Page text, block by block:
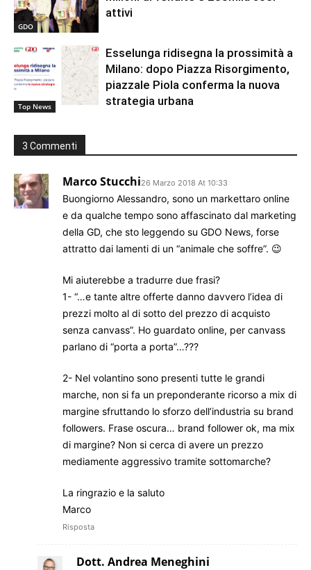
GDO
attivi
Top News
Esselunga ridisegna la prossimità a
Milano: dopo Piazza Risorgimento,
piazzale Piola conferma la nuova
strategia urbana
3 Commenti
Marco Stucchi26 Marzo 2018 At 10:33
Buongiorno Alessandro, sono un markettaro online
e da qualche tempo sono affascinato dal marketing
della GD, che sto leggendo su GDO News, forse
attratto dai lamenti di un “animale che soffre”. 😉
Mi aiuterebbe a tradurre due frasi?
1- “…e tante altre offerte danno davvero l’idea di
prezzi molto al di sotto del prezzo di acquisto
senza canvass”. Ho guardato online, per canvass
parlano di “porta a porta”…???
2- Nel volantino sono presenti tutte le grandi
marche, non si fa un preponderante ricorso a mix di
margine sfruttando lo sforzo dell’industria su brand
followers. Frase oscura… brand follower ok, ma mix
di margine? Non si cerca di avere un prezzo
mediamente aggressivo tramite sottomarche?
La ringrazio e la saluto
Marco
Risposta
Dott. Andrea Meneghini